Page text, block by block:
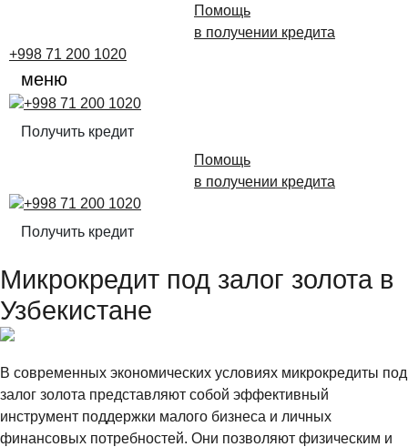
Помощь
в получении кредита
+998 71 200 1020
меню
+998 71 200 1020
Получить кредит
Помощь
в получении кредита
+998 71 200 1020
Получить кредит
Микрокредит под залог золота в
Узбекистане
В современных экономических условиях микрокредиты под
залог золота представляют собой эффективный
инструмент поддержки малого бизнеса и личных
финансовых потребностей. Они позволяют физическим и